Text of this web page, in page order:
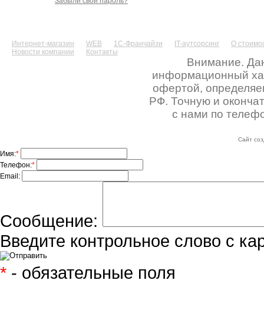
Интернет-магазин WEB 1С-Франчайзи IT-аутсорсинг
О
Новости компании
Контакты
Внимание.
информационный
офертой,
РФ. Точную и
с нами по
Сайт
Имя:*
Телефон:*
Email:
Сообщение:
Введите контрольное слово с
* - обязательные поля